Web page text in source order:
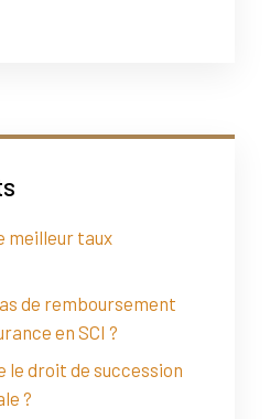
meilleur taux
de remboursement
en SCI ?
le droit de succession
?